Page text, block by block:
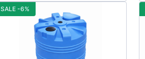
SALE -6%